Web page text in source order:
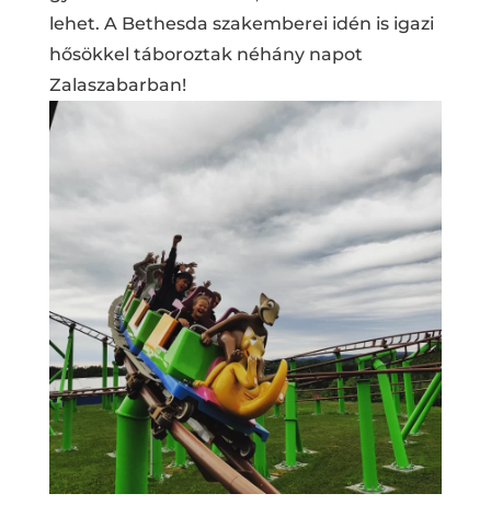
lehet. A Bethesda szakemberei idén is igazi
hősökkel táboroztak néhány napot
Zalaszabarban!